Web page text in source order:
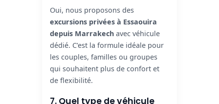
Oui, nous proposons des
excursions privées à Essaouira
depuis Marrakech avec véhicule
dédié. C’est la formule idéale pour
les couples, familles ou groupes
qui souhaitent plus de confort et
de flexibilité.
7. Quel type de véhicule